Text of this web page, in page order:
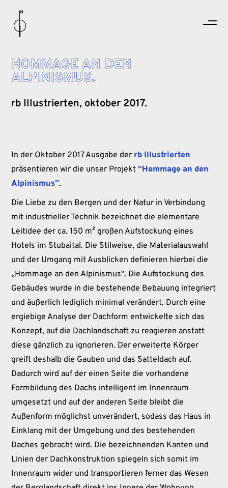
HOMMAGE AN DEN
ALPINISMUS.
rb Illustrierten, oktober 2017.
In der Oktober 2017 Ausgabe der rb Illustrierten
präsentieren wir die unser Projekt“Hommage an den
Alpinismus”.
Die Liebe zu den Bergen und der Natur in Verbindung
mit industrieller Technik bezeichnet die elementare
Leitidee der ca. 150 m² großen Aufstockung eines
Hotels im Stubaital. Die Stilweise, die Materialauswahl
und der Umgang mit Ausblicken definieren hierbei die
„Hommage an den Alpinismus“. Die Aufstockung des
Gebäudes wurde in die bestehende Bebauung integriert
und äußerlich lediglich minimal verändert. Durch eine
ergiebige Analyse der Dachform entwickelte sich das
Konzept, auf die Dachlandschaft zu reagieren anstatt
diese gänzlich zu ignorieren. Der erweiterte Körper
greift deshalb die Gauben und das Satteldach auf.
Dadurch wird auf der einen Seite die vorhandene
Formbildung des Dachs intelligent im Innenraum
umgesetzt und auf der anderen Seite bleibt die
Außenform möglichst unverändert, sodass das Haus in
Einklang mit der Umgebung und des bestehenden
Daches gebracht wird. Die bezeichnenden Kanten und
Linien der Dachkonstruktion spiegeln sich somit im
Innenraum wider und transportieren ferner das Wesen